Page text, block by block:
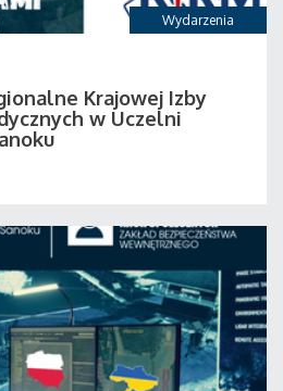
Wydarzenia
Krajowej Izby
w Uczelni